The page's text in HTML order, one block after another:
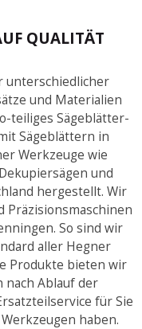
QUALITÄT
unterschiedlicher
und Materialien
teiliges Sägeblätter-
Sägeblättern in
Werkzeuge wie
und
hergestellt. Wir
Präzisionsmaschinen
So sind wir
aller Hegner
Produkte bieten wir
nach Ablauf der
für Sie
haben.